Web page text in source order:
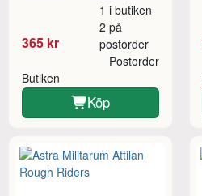
365 kr
1 i butiken
2 på
postorder
Butiken
Postorder
Köp